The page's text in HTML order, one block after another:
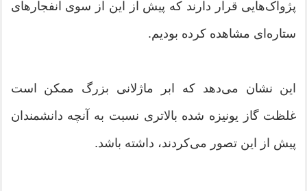
پژواک‌هایی قرار دارند که پیش از این از سوی انفجارهای
ستاره‌ای مشاهده کرده بودیم.
این نشان می‌دهد که ابر ماژلانی بزرگ ممکن است
غلظت گاز یونیزه شده بالاتری نسبت به آنچه دانشمندان
پیش‌ از این تصور می‌کردند، داشته باشد.